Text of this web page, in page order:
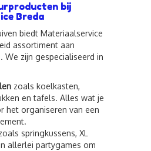
bij
Breda
biedt Materiaalservice
assortiment aan
We zijn gespecialiseerd in
zoals koelkasten,
en tafels. Alles wat je
het organiseren van een
springkussens, XL
allerlei partygames om